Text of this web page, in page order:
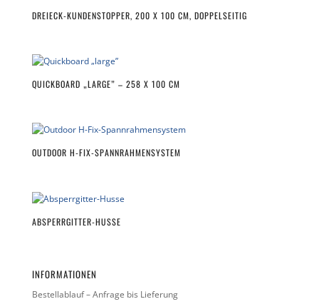
DREIECK-KUNDENSTOPPER, 200 X 100 CM, DOPPELSEITIG
QUICKBOARD „LARGE” – 258 X 100 CM
OUTDOOR H-FIX-SPANNRAHMENSYSTEM
ABSPERRGITTER-HUSSE
INFORMATIONEN
Bestellablauf – Anfrage bis Lieferung